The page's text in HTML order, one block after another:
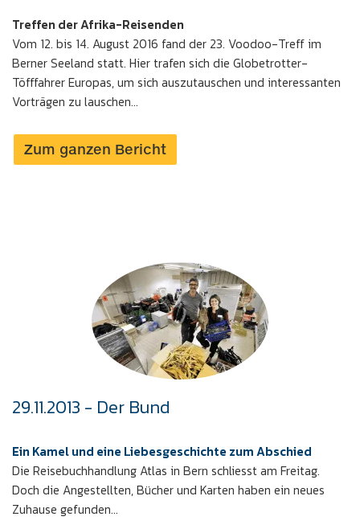
Treffen der Afrika-Reisenden
Vom 12. bis 14. August 2016 fand der 23. Voodoo-Treff im
Berner Seeland statt. Hier trafen sich die Globetrotter-
Töfffahrer Europas, um sich auszutauschen und interessanten
Vorträgen zu lauschen...
Zum ganzen Bericht
29.11.2013 - Der Bund
Ein Kamel und eine Liebesgeschichte zum Abschied
Die Reisebuchhandlung Atlas in Bern schliesst am Freitag.
Doch die Angestellten, Bücher und Karten haben ein neues
Zuhause gefunden...